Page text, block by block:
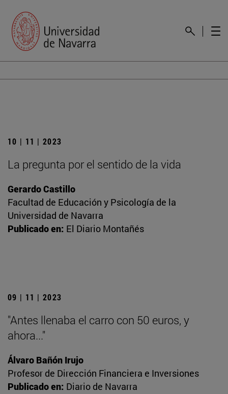
10 | 11 | 2023
La pregunta por el sentido de la vida
Gerardo Castillo
Facultad de Educación y Psicología de la
Universidad de Navarra
Publicado en: El Diario Montañés
09 | 11 | 2023
"Antes llenaba el carro con 50 euros, y
ahora..."
Álvaro Bañón Irujo
Profesor de Dirección Financiera e Inversiones
Publicado en: Diario de Navarra